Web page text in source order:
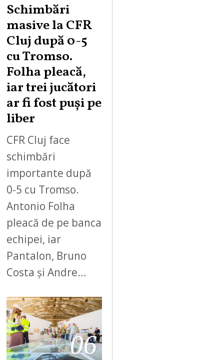
Schimbări
masive la CFR
Cluj după 0-5
cu Tromso.
Folha pleacă,
iar trei jucători
ar fi fost puși pe
liber
CFR Cluj face
schimbări
importante după
0-5 cu Tromso.
Antonio Folha
pleacă de pe banca
echipei, iar
Pantalon, Bruno
Costa și Andre…
06